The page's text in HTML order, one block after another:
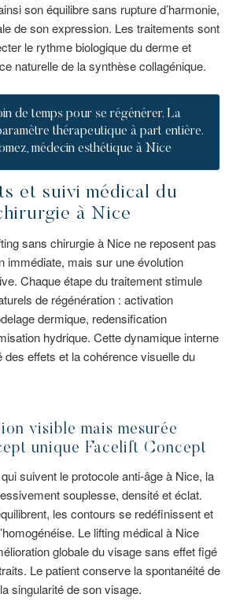
son équilibre sans rupture d’harmonie,
de son expression. Les traitements sont
le rythme biologique du derme et
naturelle de la synthèse collagénique.
de temps pour se régénérer. La
thérapeutique à part entière.
médecin esthétique à Nice
et suivi médical du
à Nice
sans chirurgie à Nice ne reposent pas
immédiate, mais sur une évolution
Chaque étape du traitement stimule
de régénération : activation
dermique, redensification
hydrique. Cette dynamique interne
des effets et la cohérence visuelle du
visible mais mesurée
unique Facelift Concept
suivent le protocole anti-âge à Nice, la
souplesse, densité et éclat.
les contours se redéfinissent et
Le lifting médical à Nice
globale du visage sans effet figé
Le patient conserve la spontanéité de
singularité de son visage.